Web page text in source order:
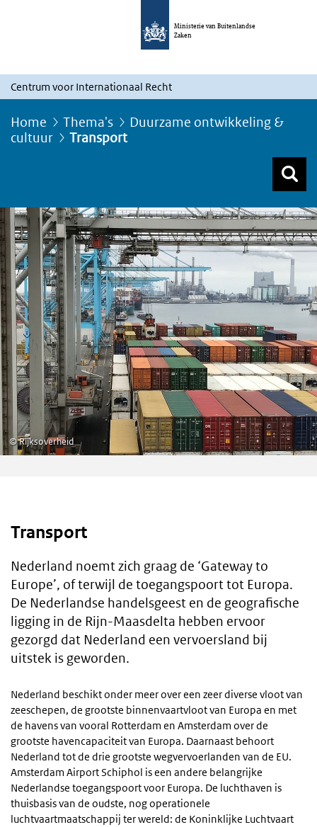
Ministerie van Buitenlandse
Zaken
Centrum voor Internationaal Recht
Home Thema's
Duurzame ontwikkeling &
cultuur
Transport
©Rijksoverheid
Transport
Nederland noemt zich graag de ‘Gateway to
Europe’, of terwijl de toegangspoort tot Europa.
De Nederlandse handelsgeest en de geografische
ligging in de Rijn-Maasdelta hebben ervoor
gezorgd dat Nederland een vervoersland bij
uitstek is geworden.
Nederland beschikt onder meer over een zeer diverse vloot van
zeeschepen, de grootste binnenvaartvloot van Europa en met
de havens van vooral Rotterdam en Amsterdam over de
grootste havencapaciteit van Europa. Daarnaast behoort
Nederland tot de drie grootste wegvervoerlanden van de EU.
Amsterdam Airport Schiphol is een andere belangrijke
Nederlandse toegangspoort voor Europa. De luchthaven is
thuisbasis van de oudste, nog operationele
luchtvaartmaatschappij ter wereld: de Koninklijke Luchtvaart